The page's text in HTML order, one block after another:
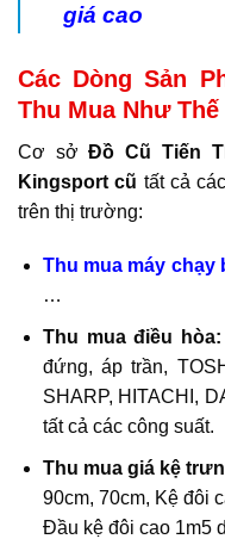
giá cao
Các Dòng Sản
Thu Mua Như Thế
Cơ sởĐồ Cũ Tiến
Kingsport cũ tất cả
trên thị trường:
Thu mua máy chạy
…
Thu mua điều hòa:
đứng, áp trần,
SHARP, HITACHI,
tất cả các công suất.
Thu mua giá kệ
90cm, 70cm, Kệ đôi
Đầu kệ đôi cao 1m5